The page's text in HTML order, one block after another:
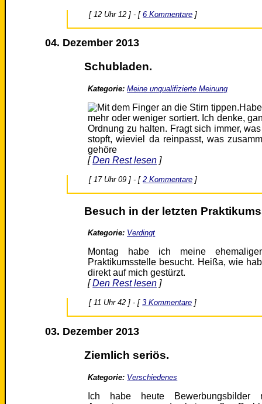
[ 12 Uhr 12 ] - [6 Kommentare ]
04. Dezember 2013
Schubladen.
Kategorie: Meine unqualifizierte Meinung
mehr oder weniger sortiert. Ich denke,
Ordnung zu halten. Fragt sich immer,
stopft, wieviel da reinpasst, was
gehöre
[Den Rest lesen ]
[ 17 Uhr 09 ] - [2 Kommentare ]
Besuch in der letzten
Kategorie: Verdingt
Montag habe ich meine
Praktikumsstelle besucht. Heißa, wie
direkt auf mich gestürzt.
[Den Rest lesen ]
[ 11 Uhr 42 ] - [3 Kommentare ]
03. Dezember 2013
Ziemlich seriös.
Kategorie: Verschiedenes
Ich habe heute Bewerbungsbilder